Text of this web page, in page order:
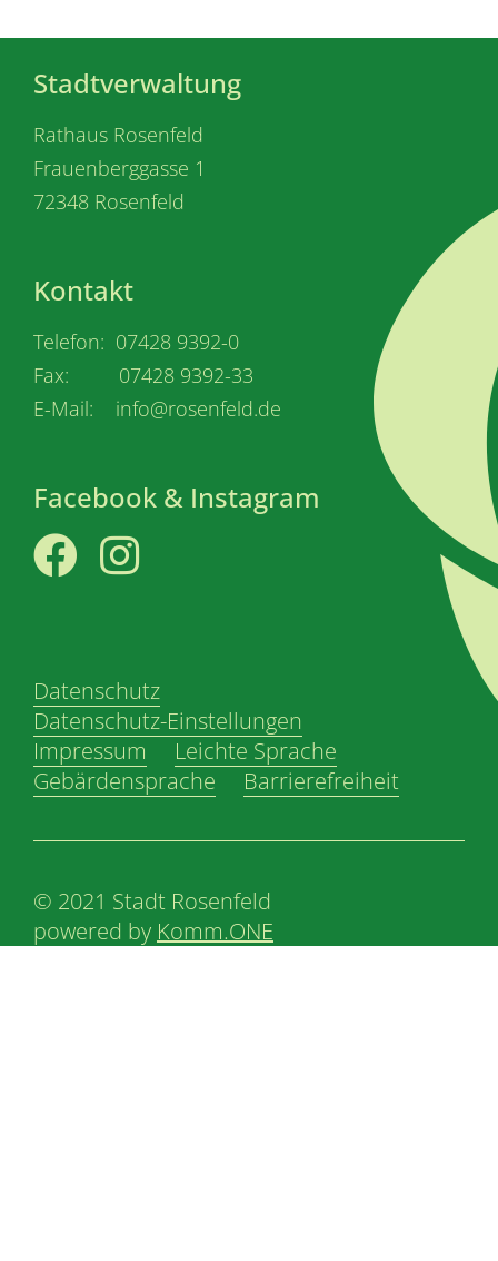
Stadtverwaltung
Rathaus Rosenfeld
Frauenberggasse 1
72348 Rosenfeld
Kontakt
Telefon: 07428 9392-0
Fax: 07428 9392-33
E-Mail: info@rosenfeld.de
Facebook & Instagram
Datenschutz
Datenschutz-Einstellungen
Impressum
Leichte Sprache
Gebärdensprache
Barrierefreiheit
© 2021 Stadt Rosenfeld
powered by Komm.ONE